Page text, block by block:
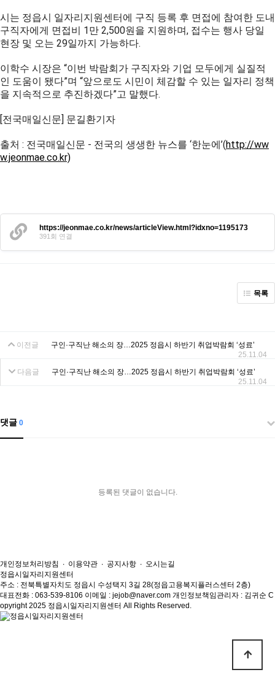
시는 정읍시 일자리지원센터에 구직 등록 후 면접에 참여한 도내
구직자에게 면접비 1만 2,500원을 지원하며, 접수는 행사 당일
현장 및 오는 29일까지 가능하다.
이학수 시장은 “이번 박람회가 구직자와 기업 모두에게 실질적
인 도움이 됐다”며 “앞으로도 시민이 체감할 수 있는 일자리 정책
을 지속적으로 추진하겠다”고 말했다.
[전국매일신문] 문길환기자
출처 : 전국매일신문 - 전국의 생생한 뉴스를 ‘한눈에’(http://ww
w.jeonmae.co.kr)
https://jeonmae.co.kr/news/articleView.html?idxno=1195173
391회 연결
목록
이전글
구인·구직난 해소의 장…2025 정읍시 하반기 취업박람회 ‘성료’
25.11.04
다음글
구인·구직난 해소의 장…2025 정읍시 하반기 취업박람회 ‘성료’
25.11.04
댓글 0
등록된 댓글이 없습니다.
개인정보처리방침 ∙ 이용약관 ∙ 공지사항 ∙ 오시는길
정읍시일자리지원센터
주소 : 전북특별자치도 정읍시 수성택지 3길 28(정읍고용복지플러스센터 2층)
대표전화 : 063-539-8106 이메일 : jejob@naver.com 개인정보책임관리자 : 김귀순 C
opyright 2025 정읍시일자리지원센터 All Rights Reserved.